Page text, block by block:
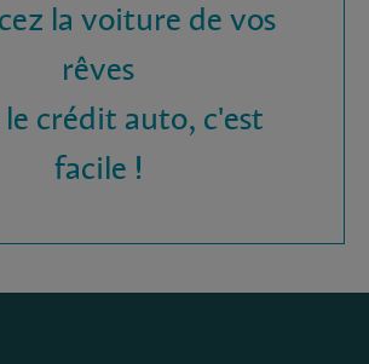
la voiture de vos
rêves
le crédit auto, c'est
facile !